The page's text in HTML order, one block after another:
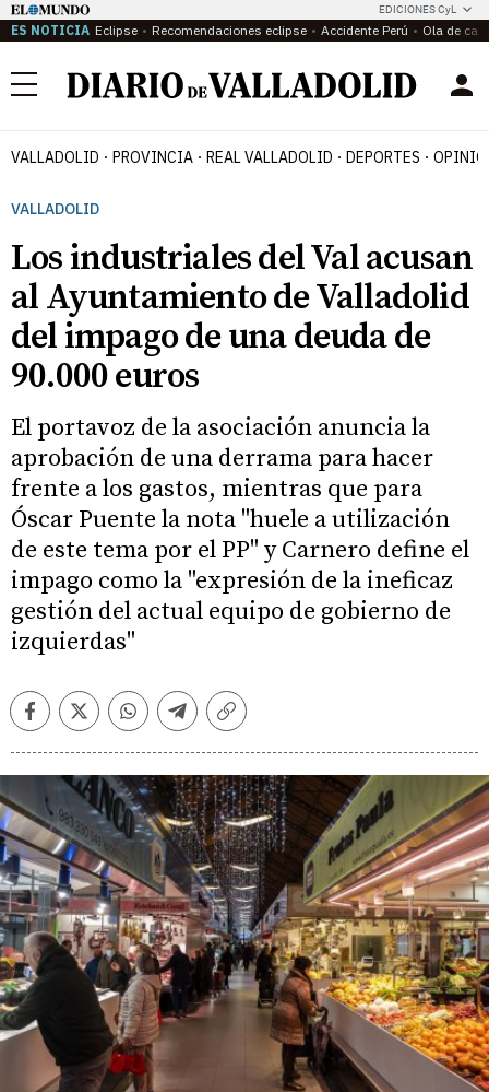
EDICIONES CyL
ES NOTICIA Eclipse Recomendaciones eclipse Accidente Perú Ola de
Menú
VALLADOLID PROVINCIA REAL VALLADOLID DEPORTES
VALLADOLID
Los industriales del Val acusan
al Ayuntamiento de Valladolid
del impago de una deuda de
90.000 euros
El portavoz de la asociación anuncia la
aprobación de una derrama para hacer
frente a los gastos, mientras que para
Óscar Puente la nota "huele a utilización
de este tema por el PP" y Carnero define el
impago como la "expresión de la ineficaz
gestión del actual equipo de gobierno de
izquierdas"
FacebookTwitterWhatsappTelegramCopiar